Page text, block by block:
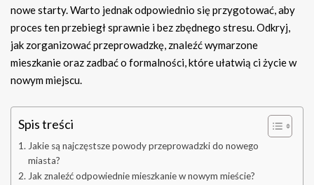
nowe starty. Warto jednak odpowiednio się przygotować, aby
proces ten przebiegł sprawnie i bez zbędnego stresu. Odkryj,
jak zorganizować przeprowadzkę, znaleźć wymarzone
mieszkanie oraz zadbać o formalności, które ułatwią ci życie w
nowym miejscu.
Spis treści
Jakie są najczęstsze powody przeprowadzki do nowego
miasta?
Jak znaleźć odpowiednie mieszkanie w nowym mieście?